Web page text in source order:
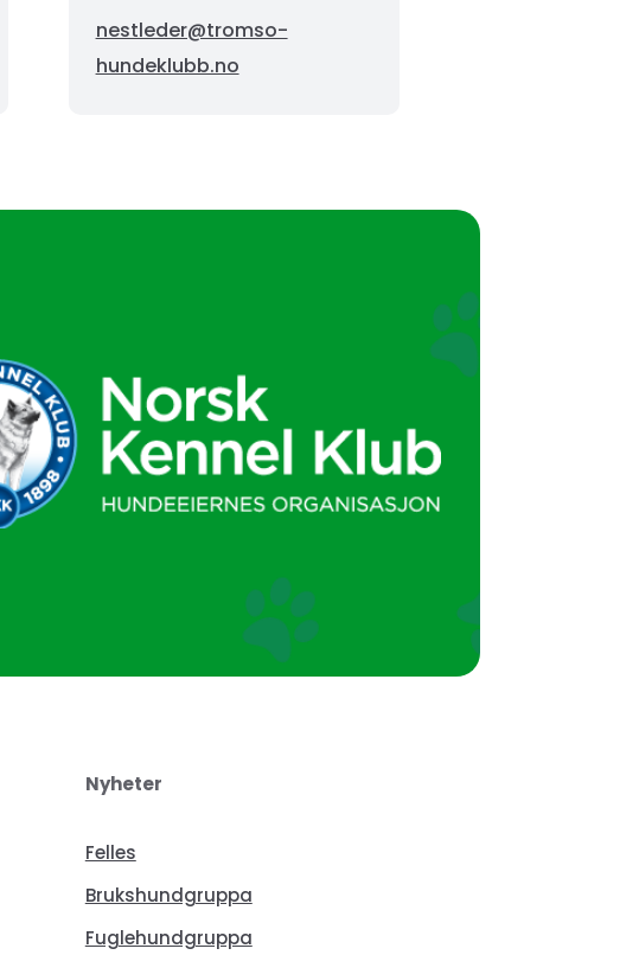
nestleder@tromso-
hundeklubb.no
Nyheter
Felles
Brukshundgruppa
Fuglehundgruppa